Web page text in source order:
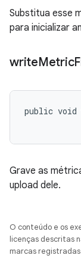
Substitua esse
para inicializar
writeMetric
public void
Grave as
upload dele.
O conteúdo e os
licenças descritas
marcas